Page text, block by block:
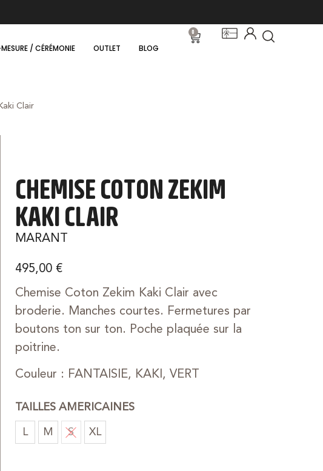
/ CÉRÉMONIE OUTLET BLOG
0
Clair
CHEMISE COTON ZEKIM
KAKI CLAIR
MARANT
495,00 €
Chemise Coton Zekim Kaki Clair avec
broderie. Manches courtes. Fermetures par
boutons ton sur ton. Poche plaquée sur la
poitrine.
Couleur : FANTAISIE, KAKI, VERT
TAILLES AMERICAINES
L M S XL